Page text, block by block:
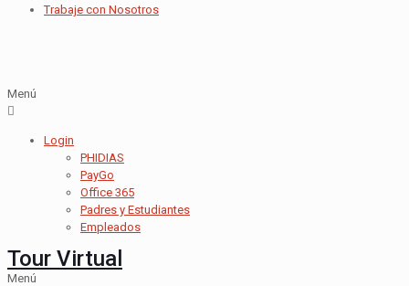
Trabaje con Nosotros
Menú
Login
PHIDIAS
PayGo
Office 365
Padres y Estudiantes
Empleados
Tour Virtual
Menú